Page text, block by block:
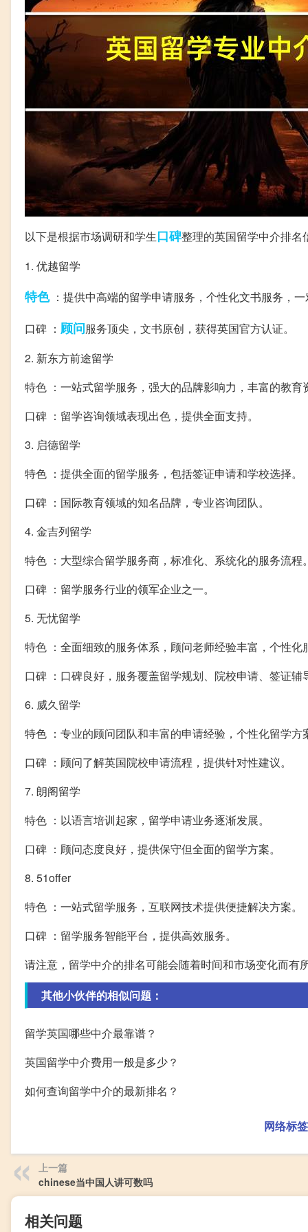
以下是根据市场调研和学生口碑整理的英国留学中介排名
1. 优越留学
特色：提供中高端的留学申请服务，个性化文书服务，一
口碑 ： 顾问服务顶尖，文书原创，获得英国官方认证。
2. 新东方前途留学
特色 ：一站式留学服务，强大的品牌影响力，丰富的教育
口碑 ：留学咨询领域表现出色，提供全面支持。
3. 启德留学
特色 ：提供全面的留学服务，包括签证申请和学校选择。
口碑 ：国际教育领域的知名品牌，专业咨询团队。
4. 金吉列留学
特色 ：大型综合留学服务商，标准化、系统化的服务流程。
口碑 ：留学服务行业的领军企业之一。
5. 无忧留学
特色 ：全面细致的服务体系，顾问老师经验丰富，个性化
口碑 ：口碑良好，服务覆盖留学规划、院校申请、签证辅
6. 威久留学
特色 ：专业的顾问团队和丰富的申请经验，个性化留学方
口碑 ：顾问了解英国院校申请流程，提供针对性建议。
7. 朗阁留学
特色 ：以语言培训起家，留学申请业务逐渐发展。
口碑 ：顾问态度良好，提供保守但全面的留学方案。
8. 51offer
特色 ：一站式留学服务，互联网技术提供便捷解决方案。
口碑 ：留学服务智能平台，提供高效服务。
请注意，留学中介的排名可能会随着时间和市场变化而
其他小伙伴的相似问题：
留学英国哪些中介最靠谱？
英国留学中介费用一般是多少？
如何查询留学中介的最新排名？
网络标签
上一篇
chinese当中国人讲可数吗
相关问题